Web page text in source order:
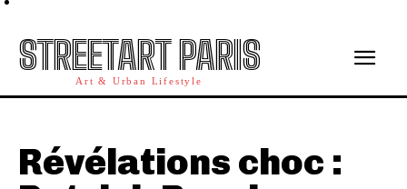
STREETART PARIS
Art & Urban Lifestyle
Révélations choc :